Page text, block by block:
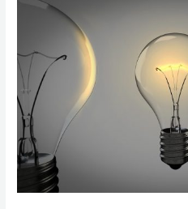
Liderazgo
más)
para
la
recuperación